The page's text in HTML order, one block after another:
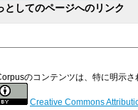
としてのページへのリンク
のコンテンツは、特に明示
Creative Commons